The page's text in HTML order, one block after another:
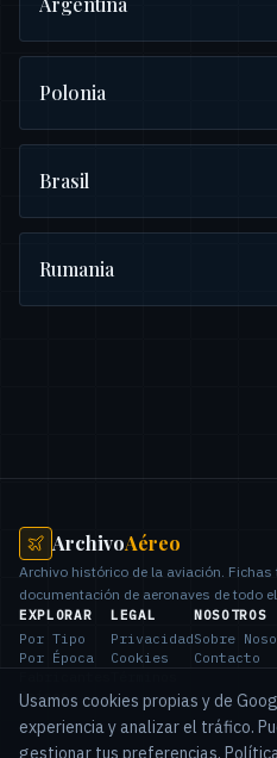
Polonia
Brasil
Rumania
ArchivoAéreo
Archivo histórico de la aviación.
documentación de aeronaves de todo
EXPLORAR
Por Tipo
Por Época
Países
LEGAL
Privacidad
Cookies
NOSOTROS
Sobre
Contacto
Usamos cookies propias y de
experiencia y analizar el tráfico.
gestionar tus preferencias.